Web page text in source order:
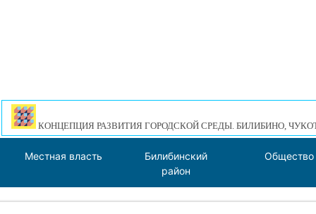
КОНЦЕПЦИЯ РАЗВИТИЯ ГОРОДСКОЙ СРЕДЫ. БИЛИБИНО,
Местная власть
Билибинский
район
Общество